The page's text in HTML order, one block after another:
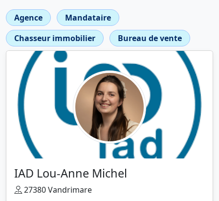
Agence
Mandataire
Chasseur immobilier
Bureau de vente
IAD Lou-Anne Michel
27380 Vandrimare